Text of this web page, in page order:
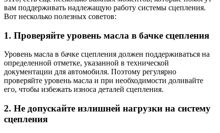
вам поддерживать надлежащую работу системы сцепления.
Вот несколько полезных советов:
1. Проверяйте уровень масла в бачке сцепления
Уровень масла в бачке сцепления должен поддерживаться на
определенной отметке, указанной в технической
документации для автомобиля. Поэтому регулярно
проверяйте уровень масла и при необходимости доливайте
его, чтобы избежать износа деталей сцепления.
2. Не допускайте излишней нагрузки на систему
сцепления